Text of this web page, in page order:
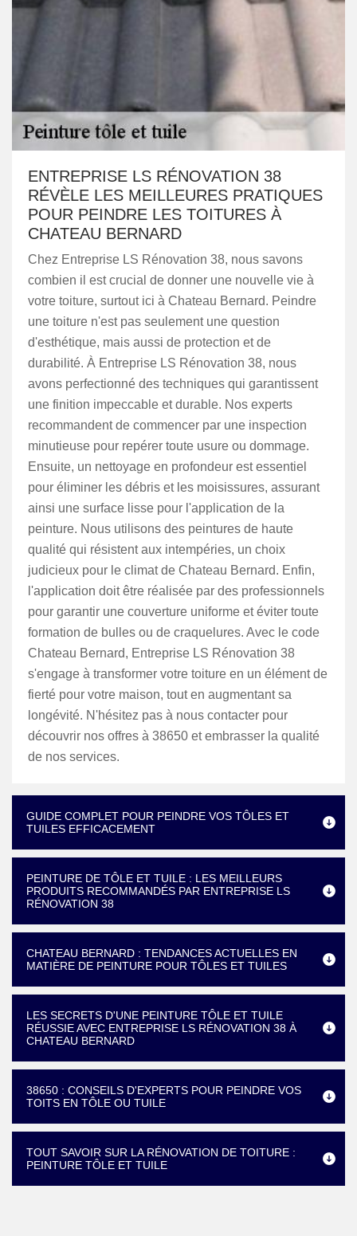
ENTREPRISE LS RÉNOVATION 38
RÉVÈLE LES MEILLEURES PRATIQUES
POUR PEINDRE LES TOITURES À
CHATEAU BERNARD
Chez Entreprise LS Rénovation 38, nous savons
combien il est crucial de donner une nouvelle vie à
votre toiture, surtout ici à Chateau Bernard. Peindre
une toiture n'est pas seulement une question
d'esthétique, mais aussi de protection et de
durabilité. À Entreprise LS Rénovation 38, nous
avons perfectionné des techniques qui garantissent
une finition impeccable et durable. Nos experts
recommandent de commencer par une inspection
minutieuse pour repérer toute usure ou dommage.
Ensuite, un nettoyage en profondeur est essentiel
pour éliminer les débris et les moisissures, assurant
ainsi une surface lisse pour l'application de la
peinture. Nous utilisons des peintures de haute
qualité qui résistent aux intempéries, un choix
judicieux pour le climat de Chateau Bernard. Enfin,
l'application doit être réalisée par des professionnels
pour garantir une couverture uniforme et éviter toute
formation de bulles ou de craquelures. Avec le code
Chateau Bernard, Entreprise LS Rénovation 38
s'engage à transformer votre toiture en un élément de
fierté pour votre maison, tout en augmentant sa
longévité. N'hésitez pas à nous contacter pour
découvrir nos offres à 38650 et embrasser la qualité
de nos services.
GUIDE COMPLET POUR PEINDRE VOS TÔLES ET
TUILES EFFICACEMENT
PEINTURE DE TÔLE ET TUILE : LES MEILLEURS
PRODUITS RECOMMANDÉS PAR ENTREPRISE LS
RÉNOVATION 38
CHATEAU BERNARD : TENDANCES ACTUELLES EN
MATIÈRE DE PEINTURE POUR TÔLES ET TUILES
LES SECRETS D'UNE PEINTURE TÔLE ET TUILE
RÉUSSIE AVEC ENTREPRISE LS RÉNOVATION 38 À
CHATEAU BERNARD
38650 : CONSEILS D'EXPERTS POUR PEINDRE VOS
TOITS EN TÔLE OU TUILE
TOUT SAVOIR SUR LA RÉNOVATION DE TOITURE :
PEINTURE TÔLE ET TUILE